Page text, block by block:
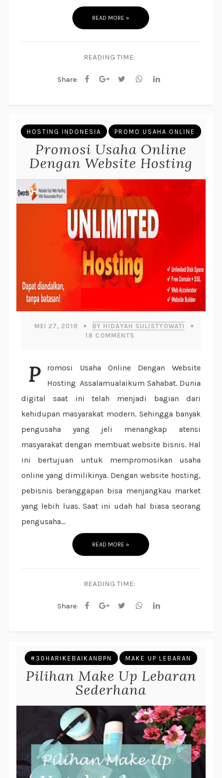
READ MORE »
READING TIME:
Share:
HOSTING INDONESIA PROMO USAHA ONLINE
Promosi Usaha Online
Dengan Website Hosting
MEI 27, 2019
BY HIDAYAH SULISTYOWATI
18 COMMENTS
Promosi Usaha Online Dengan Website
Hosting Assalamualaikum Sahabat. Dunia
digital saat ini telah menjadi bagian dari
kehidupan masyarakat modern. Sehingga banyak
pengusaha yang jeli menangkap atensi
masyarakat dengan membuat website bisnis. Hal
ini bertujuan untuk mempromosikan usaha
online yang dimilikinya. Dengan website hosting,
pebisnis beranggapan bisa menjangkau market
yang lebih luas. Saat ini udah hal biasa seorang
pengusaha...
READ MORE »
READING TIME:
Share:
#30HARIKEBAIKANBPN MAKE UP LEBARAN
Pilihan Make Up Lebaran
Sederhana